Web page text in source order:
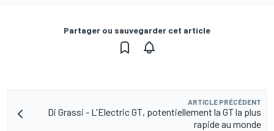
Partager ou sauvegarder cet article
ARTICLE PRÉCÉDENT
Di Grassi - L'Electric GT, potentiellement la GT la plus
rapide au monde